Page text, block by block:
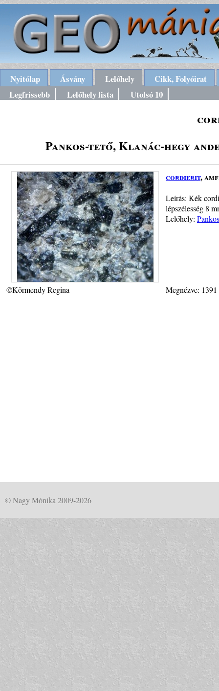
Nyitólap Ásvány Lelőhely
Cikk, Folyóirat
Legfrissebb
Lelőhely lista Utolsó 10
Pankos-tető, Klanác-hegy
cordierit,
Leírás: Kék
lépszélesség 8
Lelőhely:
©Körmendy Regina Megnézve:
© Nagy Mónika 2009-2026